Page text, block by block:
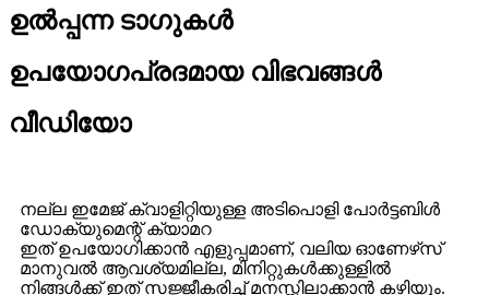
ഉൽപ്പന്ന ടാഗുകൾ
ഉപയോഗപ്രദമായ വിഭവങ്ങൾ
വീഡിയോ
നല്ല ഇമേജ് ക്വാളിറ്റിയുള്ള അടിപൊളി പോർട്ടബിൾ
ഡോക്യുമെന്റ് ക്യാമറ
ഇത് ഉപയോഗിക്കാൻ എളുപ്പമാണ്, വലിയ ഓണേഴ്‌സ്
മാനുവൽ ആവശ്യമില്ല, മിനിറ്റുകൾക്കുള്ളിൽ
നിങ്ങൾക്ക് ഇത് സജ്ജീകരിച്ച് മനസ്സിലാക്കാൻ കഴിയും.